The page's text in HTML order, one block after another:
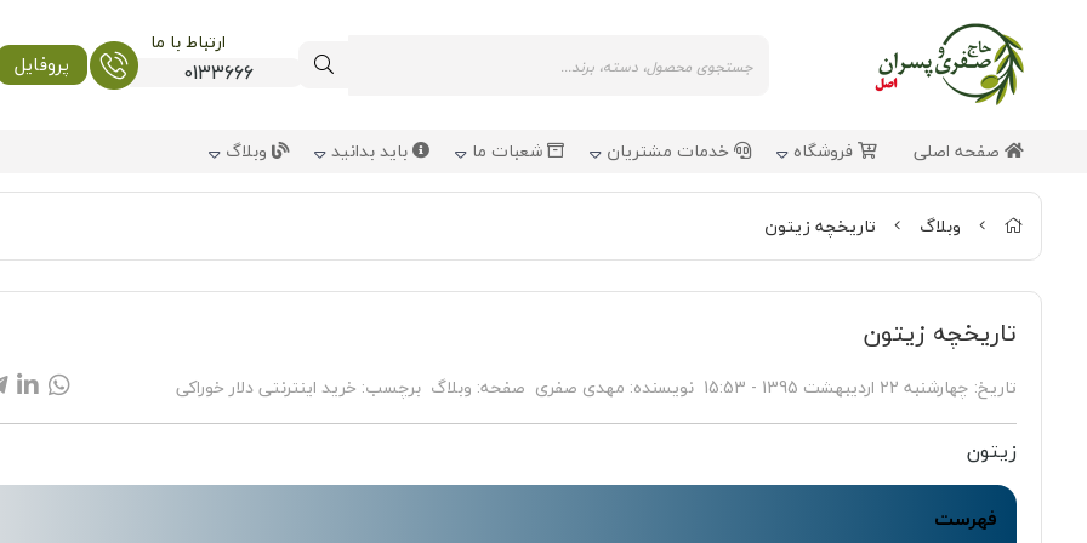
ارتباط با ما
0133666 پروفایل
صفحه اصلی فروشگاه خدمات مشتریان شعبات ما باید بدانید وبلاگ
وبلاگ تاریخچه زیتون
تاریخچه زیتون
تاریخ: چهارشنبه 22 اردیبهشت 1395 - 15:53 نویسنده: مهدی صفری صفحه: وبلاگ برچسب: خرید اینترنتی دلار خوراکی
زیتون
فهرست